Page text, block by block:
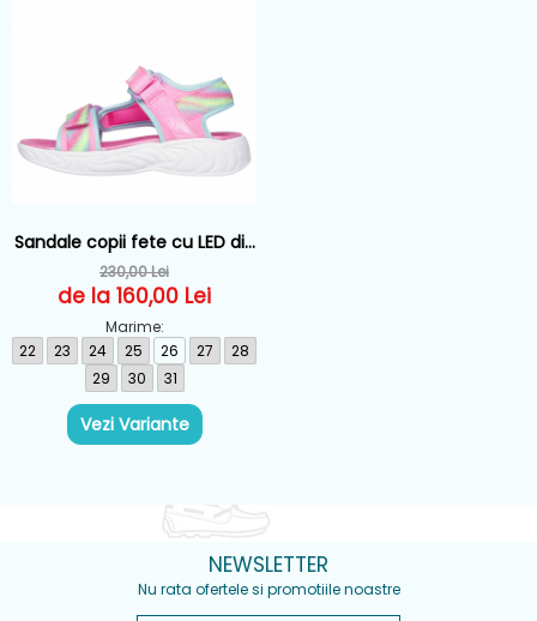
Sandale copii fete cu LED din
material sintetic Skechers,
Roz - 303107-PKMT
230,00 Lei
de la 160,00 Lei
Marime:
22
23 24 25 26 27
28
29
30 31
Vezi Variante
NEWSLETTER
Nu rata ofertele si promotiile noastre